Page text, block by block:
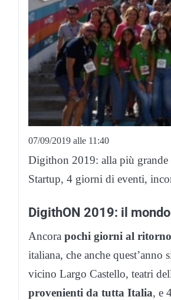
07/09/2019 alle 11:40
Digithon 2019: alla più grande
Startup, 4 giorni di eventi,
DigithON 2019: il
Ancora pochi giorni al
italiana, che anche quest’anno
vicino Largo Castello, teatri
provenienti da tutta Italia, e